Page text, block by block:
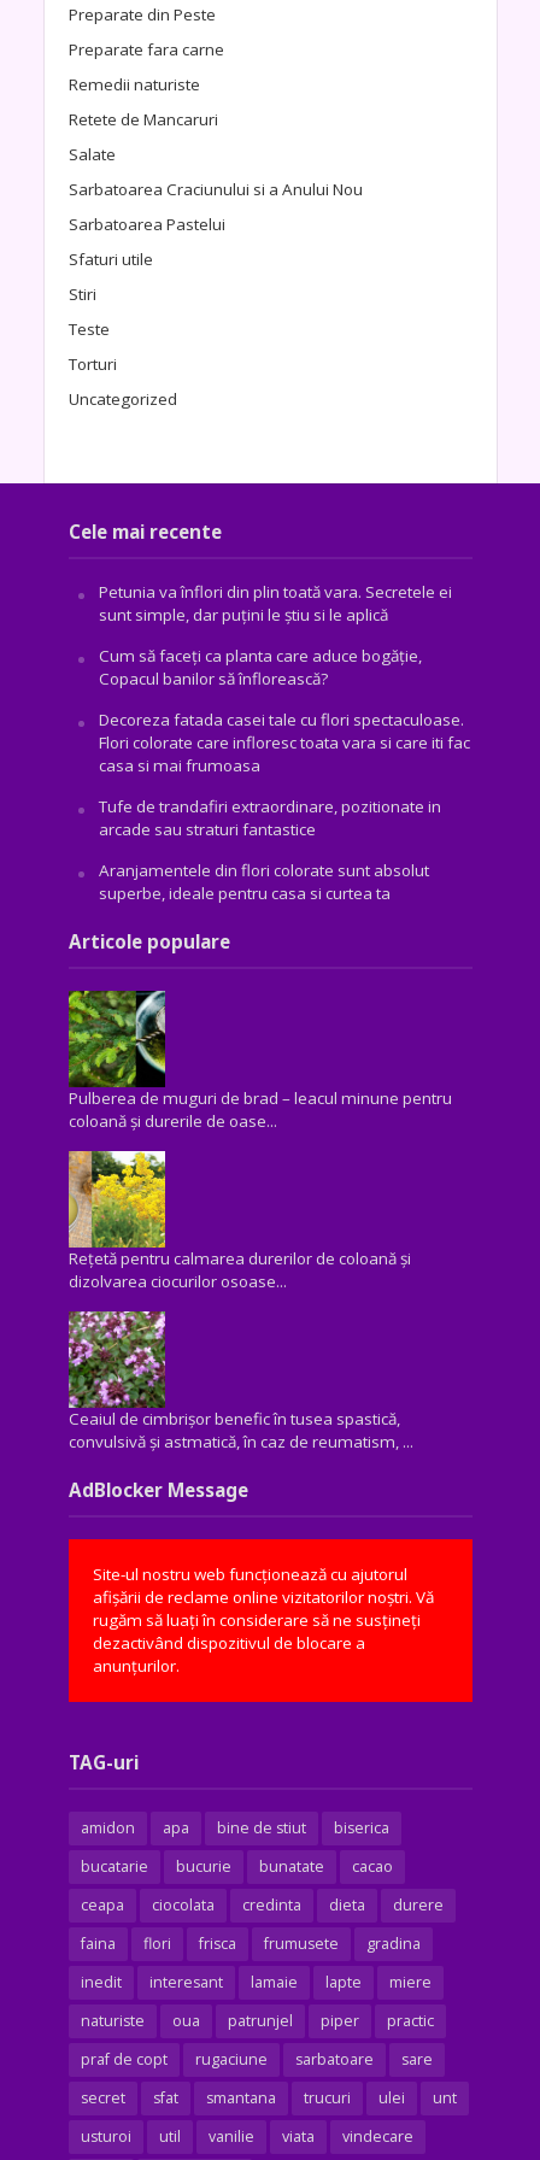
Preparate din Peste
Preparate fara carne
Remedii naturiste
Retete de Mancaruri
Salate
Sarbatoarea Craciunului si a Anului Nou
Sarbatoarea Pastelui
Sfaturi utile
Stiri
Teste
Torturi
Uncategorized
Cele mai recente
Petunia va înflori din plin toată vara. Secretele ei
sunt simple, dar puțini le știu si le aplică
Cum să faceți ca planta care aduce bogăţie,
Copacul banilor să înflorească?
Decoreza fatada casei tale cu flori spectaculoase.
Flori colorate care infloresc toata vara si care iti fac
casa si mai frumoasa
Tufe de trandafiri extraordinare, pozitionate in
arcade sau straturi fantastice
Aranjamentele din flori colorate sunt absolut
superbe, ideale pentru casa si curtea ta
Articole populare
Pulberea de muguri de brad – leacul minune pentru
coloană și durerile de oase...
Rețetă pentru calmarea durerilor de coloană și
dizolvarea ciocurilor osoase...
Ceaiul de cimbrișor benefic în tusea spastică,
convulsivă şi astmatică, în caz de reumatism, ...
AdBlocker Message
Site-ul nostru web funcționează cu ajutorul
afișării de reclame online vizitatorilor noștri. Vă
rugăm să luați în considerare să ne susțineți
dezactivând dispozitivul de blocare a
anunțurilor.
TAG-uri
amidon apa bine de stiut
biserica
bucatarie
bucurie bunatate
cacao
ceapa
ciocolata credinta dieta
durere
faina
flori frisca frumusete
gradina
inedit
interesant lamaie lapte
miere
naturiste
oua patrunjel piper
practic
praf de copt
rugaciune sarbatoare
sare
secret
sfat smantana trucuri ulei
unt
usturoi
util vanilie viata vindecare